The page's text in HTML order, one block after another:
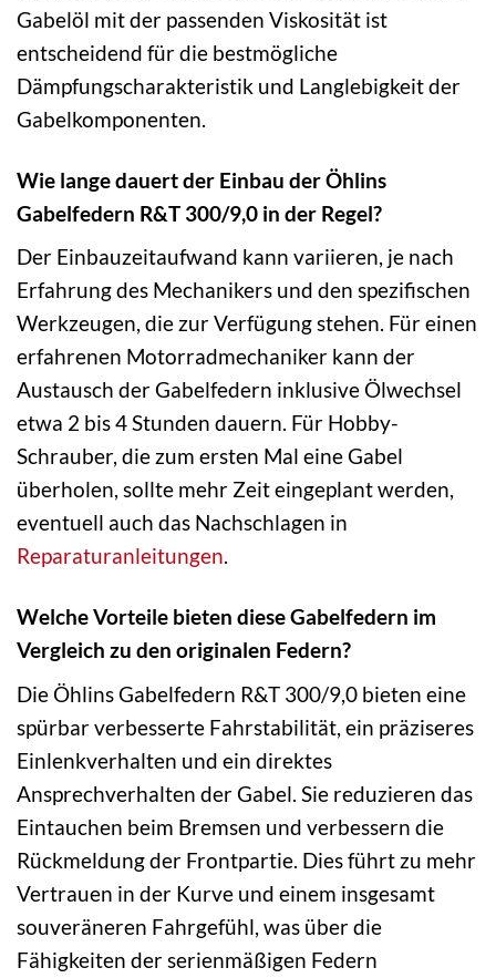
Gabelöl mit der passenden Viskosität ist
entscheidend für die bestmögliche
Dämpfungscharakteristik und Langlebigkeit der
Gabelkomponenten.
Wie lange dauert der Einbau der Öhlins
Gabelfedern R&T 300/9,0 in der Regel?
Der Einbauzeitaufwand kann variieren, je nach
Erfahrung des Mechanikers und den spezifischen
Werkzeugen, die zur Verfügung stehen. Für einen
erfahrenen Motorradmechaniker kann der
Austausch der Gabelfedern inklusive Ölwechsel
etwa 2 bis 4 Stunden dauern. Für Hobby-
Schrauber, die zum ersten Mal eine Gabel
überholen, sollte mehr Zeit eingeplant werden,
eventuell auch das Nachschlagen in
Reparaturanleitungen.
Welche Vorteile bieten diese Gabelfedern im
Vergleich zu den originalen Federn?
Die Öhlins Gabelfedern R&T 300/9,0 bieten eine
spürbar verbesserte Fahrstabilität, ein präziseres
Einlenkverhalten und ein direktes
Ansprechverhalten der Gabel. Sie reduzieren das
Eintauchen beim Bremsen und verbessern die
Rückmeldung der Frontpartie. Dies führt zu mehr
Vertrauen in der Kurve und einem insgesamt
souveräneren Fahrgefühl, was über die
Fähigkeiten der serienmäßigen Federn